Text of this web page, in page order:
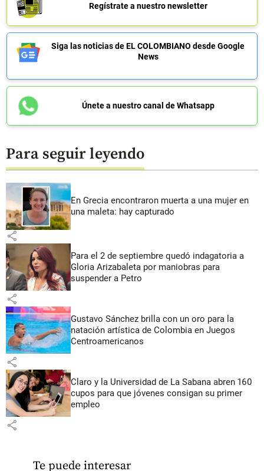
Regístrate a nuestro newsletter
Siga las noticias de EL COLOMBIANO desde Google
News
Únete a nuestro canal de Whatsapp
Para seguir leyendo
En Grecia encontraron muerta a una mujer en
una maleta: hay capturado
share
Para el 2 de septiembre quedó indagatoria a
Gloria Arizabaleta por maniobras para
suspender a Petro
share
Gustavo Sánchez brilla con un oro para la
natación artística de Colombia en Juegos
Centroamericanos
share
Claro y la Universidad de La Sabana abren 160
cupos para que jóvenes consigan su primer
empleo
share
Te puede interesar